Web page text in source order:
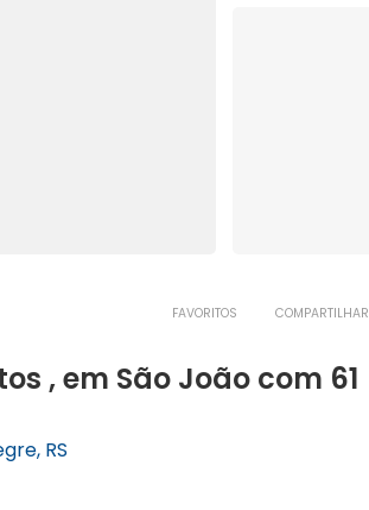
FAVORITOS COMPARTILHAR
, em São João com 61
RS